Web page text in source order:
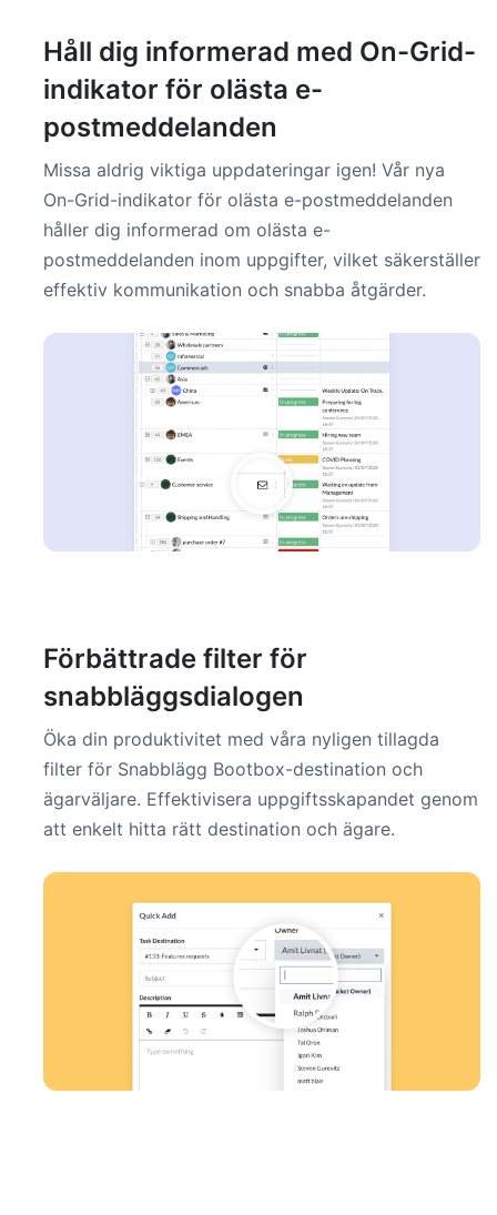
Håll dig informerad med On-Grid-
indikator för olästa e-
postmeddelanden
Missa aldrig viktiga uppdateringar igen! Vår nya
On-Grid-indikator för olästa e-postmeddelanden
håller dig informerad om olästa e-
postmeddelanden inom uppgifter, vilket säkerställer
effektiv kommunikation och snabba åtgärder.
Förbättrade filter för
snabbläggsdialogen
Öka din produktivitet med våra nyligen tillagda
filter för Snabblägg Bootbox-destination och
ägarväljare. Effektivisera uppgiftsskapandet genom
att enkelt hitta rätt destination och ägare.